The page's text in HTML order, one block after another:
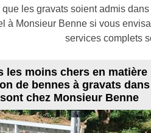
les gravats soient admis
à Monsieur Benne si vous
services complets
les moins chers en matière
de bennes à gravats dans
chez Monsieur Benne